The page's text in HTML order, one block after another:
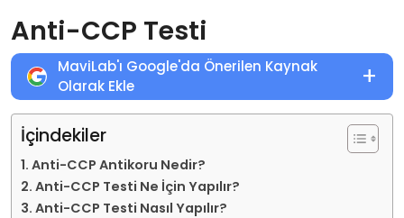
Anti-CCP Testi
MaviLab'ı Google'da Önerilen Kaynak
Olarak Ekle
+
İçindekiler
Anti-CCP Antikoru Nedir?
Anti-CCP Testi Ne İçin Yapılır?
Anti-CCP Testi Nasıl Yapılır?